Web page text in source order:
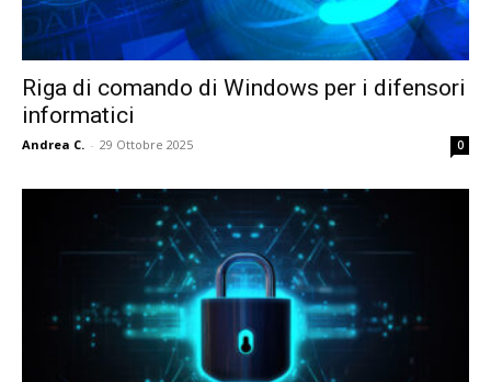
Riga di comando di Windows per i difensori
informatici
Andrea C. - 29 Ottobre 2025 0